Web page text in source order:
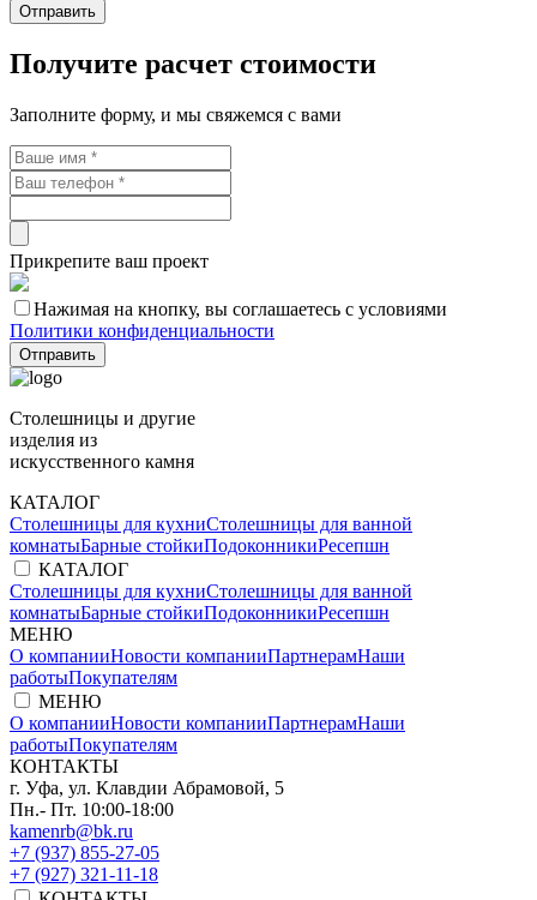
Отправить
Получите расчет стоимости
Заполните форму, и мы свяжемся с вами
Прикрепите ваш проект
Нажимая на кнопку, вы соглашаетесь с условиями
Политики конфиденциальности
Отправить
Столешницы и другие
изделия из
искусственного камня
КАТАЛОГ
Столешницы для кухниСтолешницы для ванной
комнатыБарные стойкиПодоконникиРесепшн
КАТАЛОГ
Столешницы для кухниСтолешницы для ванной
комнатыБарные стойкиПодоконникиРесепшн
МЕНЮ
О компанииНовости компанииПартнерамНаши
работыПокупателям
МЕНЮ
О компанииНовости компанииПартнерамНаши
работыПокупателям
КОНТАКТЫ
г. Уфа, ул. Клавдии Абрамовой, 5
Пн.- Пт. 10:00-18:00
kamenrb@bk.ru
+7 (937) 855-27-05
+7 (927) 321-11-18